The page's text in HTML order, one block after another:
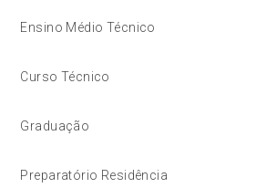
Ensino Médio Técnico
Curso Técnico
Graduação
Preparatório Residência